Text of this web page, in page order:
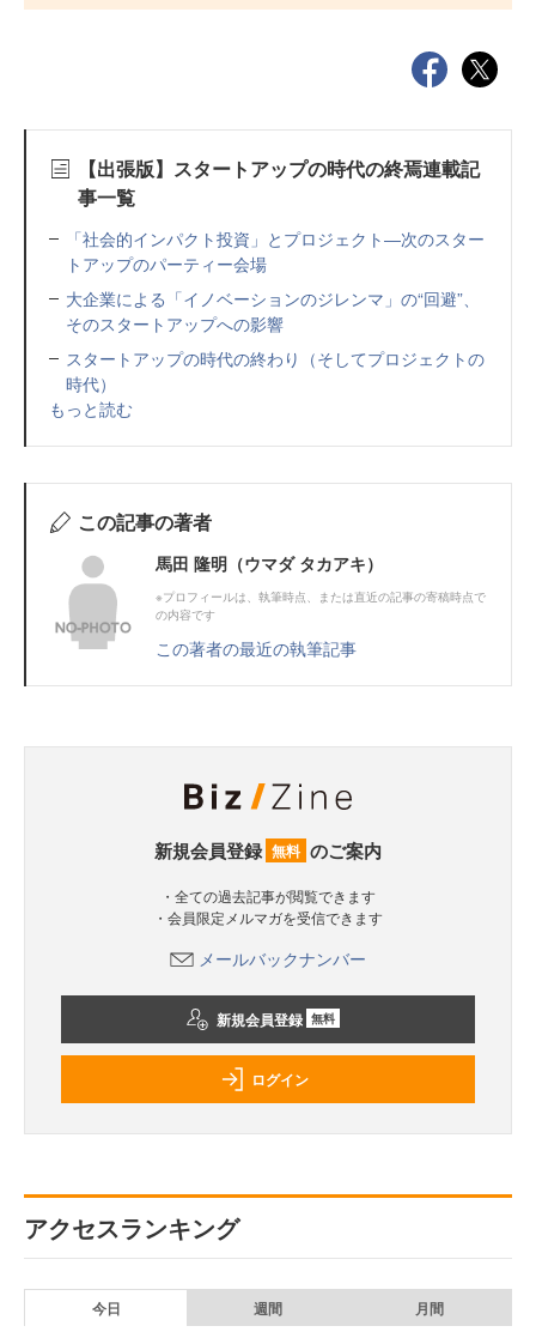
【出張版】スタートアップの時代の終焉連載記
事一覧
「社会的インパクト投資」とプロジェクト―次のスター
トアップのパーティー会場
大企業による「イノベーションのジレンマ」の“回避”、
そのスタートアップへの影響
スタートアップの時代の終わり（そしてプロジェクトの
時代）
もっと読む
この記事の著者
馬田 隆明（ウマダ タカアキ）
※プロフィールは、執筆時点、または直近の記事の寄稿時点で
の内容です
この著者の最近の執筆記事
新規会員登録 無料 のご案内
・全ての過去記事が閲覧できます
・会員限定メルマガを受信できます
メールバックナンバー
新規会員登録 無料
ログイン
アクセスランキング
今日 週間 月間